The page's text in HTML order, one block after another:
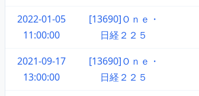
2022-01-05
11:00:00
[13690]Ｏｎｅ・
日経２２５
2021-09-17
13:00:00
[13690]Ｏｎｅ・
日経２２５